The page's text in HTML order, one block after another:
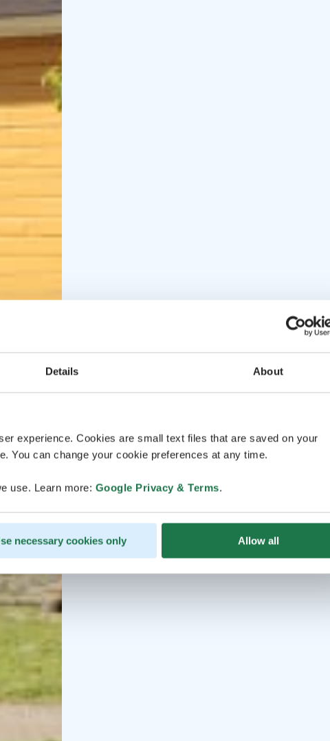
Details About
experience. Cookies are small text files that are saved on your
You can change your cookie preferences at any time.
use. Learn more: Google Privacy & Terms.
necessary cookies only Allow all